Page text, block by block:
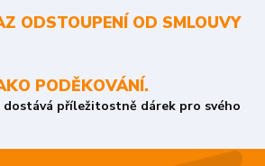
ODSTOUPENÍ OD SMLOUVY
PODĚKOVÁNÍ.
dostává příležitostně dárek pro svého